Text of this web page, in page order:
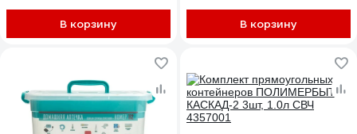
В корзину В корзину